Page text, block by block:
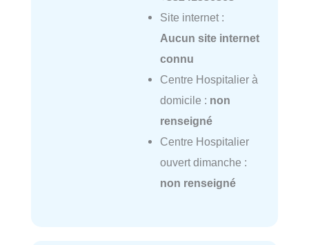
Site internet :
Aucun site internet
connu
Centre Hospitalier à
domicile : non
renseigné
Centre Hospitalier
ouvert dimanche :
non renseigné